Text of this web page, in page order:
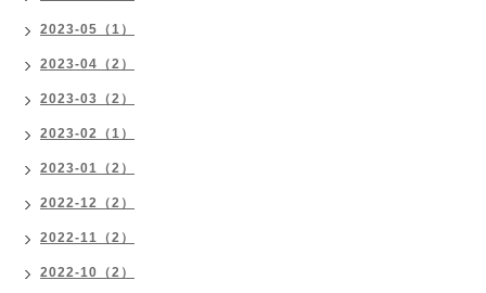
2023-05（1）
2023-04（2）
2023-03（2）
2023-02（1）
2023-01（2）
2022-12（2）
2022-11（2）
2022-10（2）